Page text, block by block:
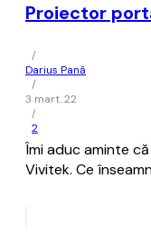
Proiector
/
Darius Pană
/
3 mart. 22
/
2
Îmi aduc aminte
Vivitek. Ce